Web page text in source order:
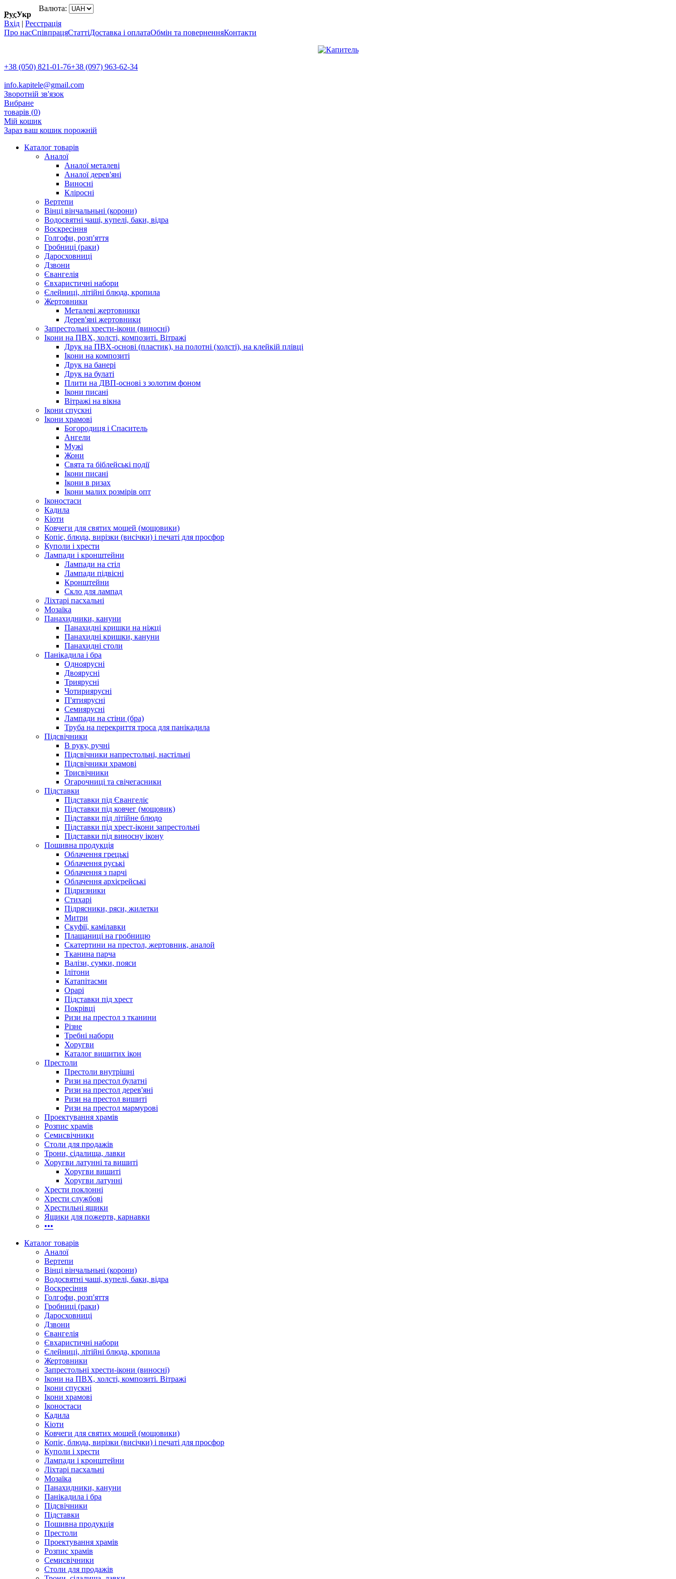
РусУкр
Валюта:
Вхід | Реєстрація
Про насСпівпрацяСтаттіДоставка і оплатаОбмін та поверненняКонтакти
+38 (050) 821-01-76+38 (097) 963-62-34
info.kapitele@gmail.com
Зворотній зв'язок
Вибране
товарів (0)
Мій кошик
Зараз ваш кошик порожній
Каталог товарів
Аналої
Аналої металеві
Аналої дерев'яні
Виносні
Кліросні
Вертепи
Вінці вінчальньні (корони)
Водосвятні чаші, купелі, баки, відра
Воскресіння
Голгофи, розп'яття
Гробниці (раки)
Даросховниці
Дзвони
Євангелія
Євхаристичні набори
Єлейниці, літійні блюда, кропила
Жертовники
Металеві жертовники
Дерев'яні жертовники
Запрестольні хрести-ікони (виносні)
Ікони на ПВХ, холсті, композиті. Вітражі
Друк на ПВХ-основі (пластик), на полотні (холсті), на клейкій плівці
Ікони на композиті
Друк на банері
Друк на булаті
Плити на ДВП-основі з золотим фоном
Ікони писані
Вітражі на вікна
Ікони спускні
Ікони храмові
Богородиця і Спаситель
Ангели
Мужі
Жони
Свята та біблейські події
Ікони писані
Ікони в ризах
Ікони малих розмірів опт
Іконостаси
Кадила
Кіоти
Ковчеги для святих мощей (мощовики)
Копіє, блюда, вирізки (висічки) і печаті для просфор
Куполи і хрести
Лампади і кронштейни
Лампади на стіл
Лампади підвісні
Кронштейни
Скло для лампад
Ліхтарі пасхальні
Мозаїка
Панахидники, кануни
Панахидні кришки на ніжці
Панахидні кришки, кануни
Панахидні столи
Панікадила і бра
Одноярусні
Двоярусні
Триярусні
Чотириярусні
П'ятиярусні
Семиярусні
Лампади на стіни (бра)
Труба на перекриття троса для панікадила
Підсвічники
В руку, ручні
Підсвічники напрестольні, настільні
Підсвічники храмові
Трисвічники
Огарочниці та свічегасники
Підставки
Підставки під Євангеліє
Підставки під ковчег (мощовик)
Підставки під літійне блюдо
Підставки під хрест-ікони запрестольні
Підставки під виносну ікону
Пошивна продукція
Облачення грецькі
Облачення руські
Облачення з парчі
Облачення архієрейські
Підризники
Стихарі
Підрясники, ряси, жилетки
Митри
Скуфії, камілавки
Плащаниці на гробницю
Скатертини на престол, жертовник, аналой
Тканина парча
Валізи, сумки, пояси
Ілітони
Катапітасми
Орарі
Підставки під хрест
Покрівці
Ризи на престол з тканини
Різне
Требні набори
Хоругви
Каталог вишитих ікон
Престоли
Престоли внутрішні
Ризи на престол булатні
Ризи на престол дерев'яні
Ризи на престол вишиті
Ризи на престол мармурові
Проектування храмів
Розпис храмів
Семисвічники
Столи для продажів
Трони, сідалища, лавки
Хоругви латунні та вишиті
Хоругви вишиті
Хоругви латунні
Хрести поклонні
Хрести службові
Хрестильні ящики
Ящики для пожертв, карнавки
•••
Каталог товарів
Аналої
Вертепи
Вінці вінчальньні (корони)
Водосвятні чаші, купелі, баки, відра
Воскресіння
Голгофи, розп'яття
Гробниці (раки)
Даросховниці
Дзвони
Євангелія
Євхаристичні набори
Єлейниці, літійні блюда, кропила
Жертовники
Запрестольні хрести-ікони (виносні)
Ікони на ПВХ, холсті, композиті. Вітражі
Ікони спускні
Ікони храмові
Іконостаси
Кадила
Кіоти
Ковчеги для святих мощей (мощовики)
Копіє, блюда, вирізки (висічки) і печаті для просфор
Куполи і хрести
Лампади і кронштейни
Ліхтарі пасхальні
Мозаїка
Панахидники, кануни
Панікадила і бра
Підсвічники
Підставки
Пошивна продукція
Престоли
Проектування храмів
Розпис храмів
Семисвічники
Столи для продажів